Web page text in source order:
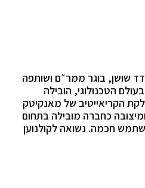
שושן, בוגר ממר״ם ושותפה
הטכנולוגי, הובילה
הקריאייטיב של מאנקיטק
כחברה מובילה בתחום
משתמש חכמה. נשואה לקולנוען